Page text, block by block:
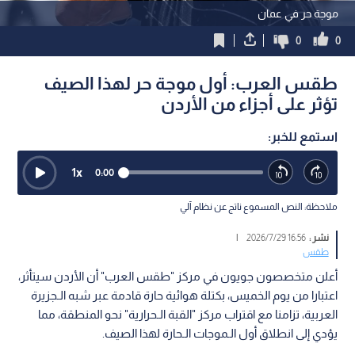
موجة حر في عمان
0
0
طقس العرب: أول موجة حر لهذا الصيف
تؤثر على أجزاء من الأردن
استمع للخبر:
0:00
1x
ملاحظة: النص المسموع ناتج عن نظام آلي
نشر :16:56 2026/7/29
|
طقس
أعلن متخصصون جويون في مركز "طقس العرب" أن الأردن سيتأثر،
اعتبارا من يوم الخميس، بكتلة هوائية حارة قادمة عبر شبه الـجزيرة
العربية، تزامنا مع اقتراب مركز "القبة الـحرارية" نحو المنطقة، مما
يؤدي إلى انطلاق أول الـموجات الـحارة لهذا الصيف.